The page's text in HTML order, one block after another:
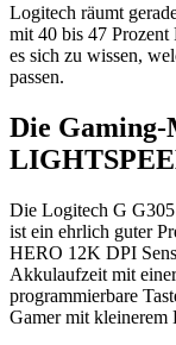
Logitech räumt
mit 40 bis 47
es sich zu wissen,
passen.
Die Gaming-
Die Logitech G
ist ein ehrlich guter
HERO 12K DPI
Akkulaufzeit mit
programmierbare
Gamer mit kleinerem